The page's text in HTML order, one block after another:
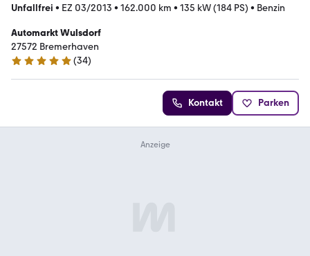
Unfallfrei • EZ 03/2013 • 162.000 km • 135 kW (184 PS) • Benzin
Automarkt Wulsdorf
27572 Bremerhaven
5 Sterne
(34)
Kontakt Parken